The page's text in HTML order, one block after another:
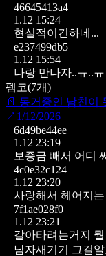
46645413a4
1.12 15:24
현실적이긴하네...
e237499db5
1.12 15:54
나랑 만나자..ㅠ..ㅠ
펨코(7개)
📄 동거중인 남친이
↗ 1/12/2026
6d49be44ee
1.12 23:19
보증금 빼서 어디
4c0e32c124
1.12 23:20
사랑해서 헤어지
7f1ae028f0
1.12 23:21
갈아타려는거지 뭘
남자새기기 그걸